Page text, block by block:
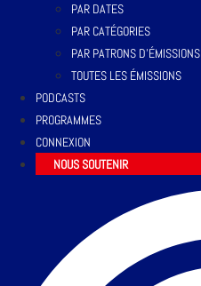
PAR DATES
PAR CATÉGORIES
PAR PATRONS D’ÉMISSIONS
TOUTES LES ÉMISSIONS
PODCASTS
PROGRAMMES
CONNEXION
NOUS SOUTENIR